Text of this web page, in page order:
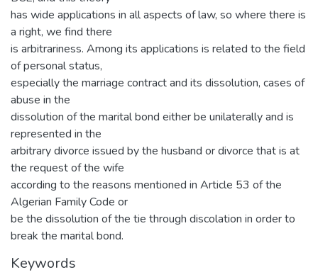
has wide applications in all aspects of law, so where there is
a right, we find there
is arbitrariness. Among its applications is related to the field
of personal status,
especially the marriage contract and its dissolution, cases of
abuse in the
dissolution of the marital bond either be unilaterally and is
represented in the
arbitrary divorce issued by the husband or divorce that is at
the request of the wife
according to the reasons mentioned in Article 53 of the
Algerian Family Code or
be the dissolution of the tie through discolation in order to
break the marital bond.
Keywords